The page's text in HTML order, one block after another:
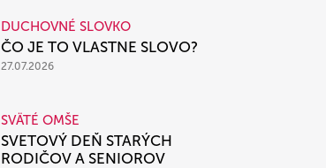
DUCHOVNÉ SLOVKO
ČO JE TO VLASTNE SLOVO?
27.07.2026
SVÄTÉ OMŠE
SVETOVÝ DEŇ STARÝCH
RODIČOV A SENIOROV